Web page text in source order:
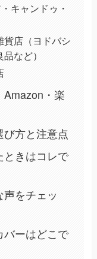
キャンドゥ・
店（ヨドバシ
など）
・楽
方と注意点
ときはコレで
をチェッ
バーはどこで